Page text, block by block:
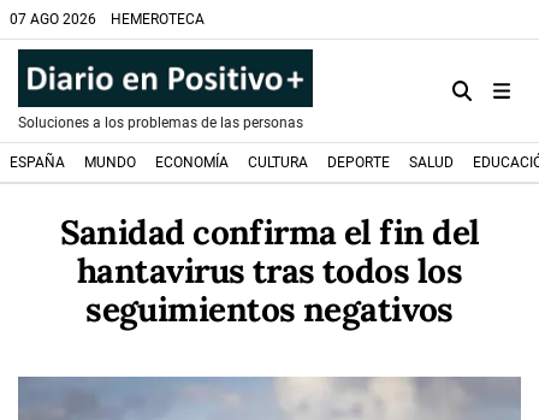
07 AGO 2026 HEMEROTECA
Soluciones a los problemas de las personas
ESPAÑA MUNDO ECONOMÍA CULTURA DEPORTE SALUD
Sanidad confirma el fin del
hantavirus tras todos los
seguimientos negativos